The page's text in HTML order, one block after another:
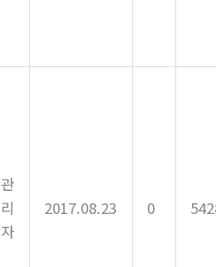
관
리
자
2017.08.23 0